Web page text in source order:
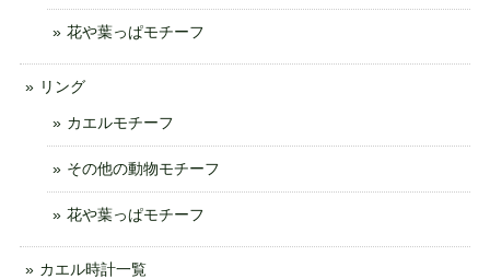
花や葉っぱモチーフ
リング
カエルモチーフ
その他の動物モチーフ
花や葉っぱモチーフ
カエル時計一覧